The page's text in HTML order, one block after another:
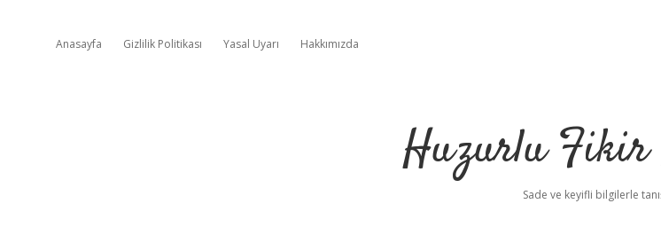
Anasayfa Gizlilik Politikası Yasal Uyarı Hakkımızda
Huzurlu Fikir
Sade ve keyifli bilgilerle